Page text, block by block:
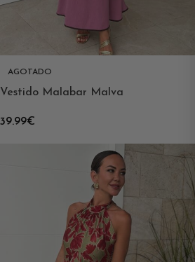
AGOTADO
Vestido Malabar Malva
39.99€